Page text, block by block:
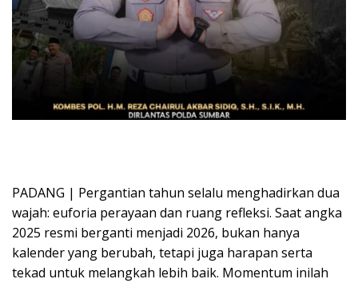
PADANG | Pergantian tahun selalu menghadirkan dua
wajah: euforia perayaan dan ruang refleksi. Saat angka
2025 resmi berganti menjadi 2026, bukan hanya
kalender yang berubah, tetapi juga harapan serta
tekad untuk melangkah lebih baik. Momentum inilah